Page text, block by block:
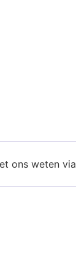
ons weten via